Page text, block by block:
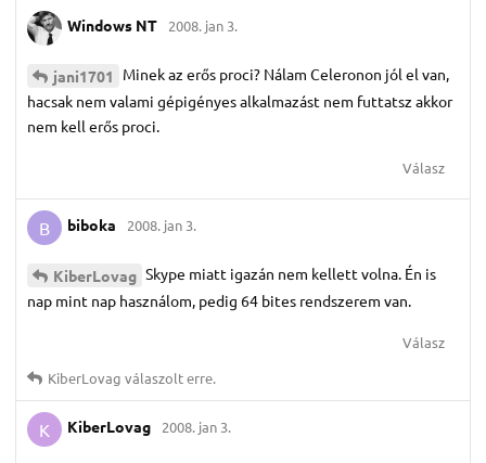
Windows NT 2008. jan 3.
jani1701
Minek az erős proci? Nálam Celeronon jól el van,
hacsak nem valami gépigényes alkalmazást nem futtatsz akkor
nem kell erős proci.
Válasz
B biboka 2008. jan 3.
KiberLovag Skype miatt igazán nem kellett volna. Én is
nap mint nap használom, pedig 64 bites rendszerem van.
Válasz
KiberLovag válaszolt erre.
K KiberLovag 2008. jan 3.